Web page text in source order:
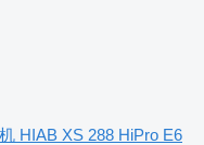
HIAB XS 288 HiPro E6